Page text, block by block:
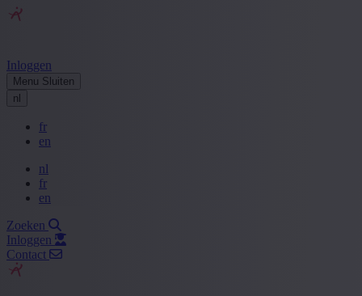
Inloggen
Menu Sluiten
nl
fr
en
nl
fr
en
Zoeken
Inloggen
Contact